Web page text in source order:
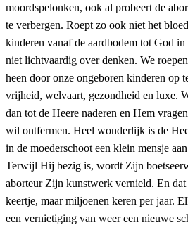
moordspelonken, ook al probeert de
te verbergen. Roept zo ook niet het
kinderen vanaf de aardbodem tot God
niet lichtvaardig over denken. We
heen door onze ongeboren kinderen op
vrijheid, welvaart, gezondheid en luxe.
dan tot de Heere naderen en Hem
wil ontfermen. Heel wonderlijk is de
in de moederschoot een klein mensje
Terwijl Hij bezig is, wordt Zijn
aborteur Zijn kunstwerk vernield. En dat
keertje, maar miljoenen keren per jaar.
een vernietiging van weer een nieuwe